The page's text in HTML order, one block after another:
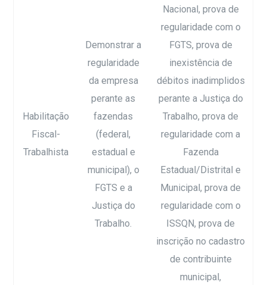
Habilitação
Fiscal-
Trabalhista
Demonstrar a
regularidade
da empresa
perante as
fazendas
(federal,
estadual e
municipal), o
FGTS e a
Justiça do
Trabalho.
Nacional, prova de
regularidade com o
FGTS, prova de
inexistência de
débitos inadimplidos
perante a Justiça do
Trabalho, prova de
regularidade com a
Fazenda
Estadual/Distrital e
Municipal, prova de
regularidade com o
ISSQN, prova de
inscrição no cadastro
de contribuinte
municipal,